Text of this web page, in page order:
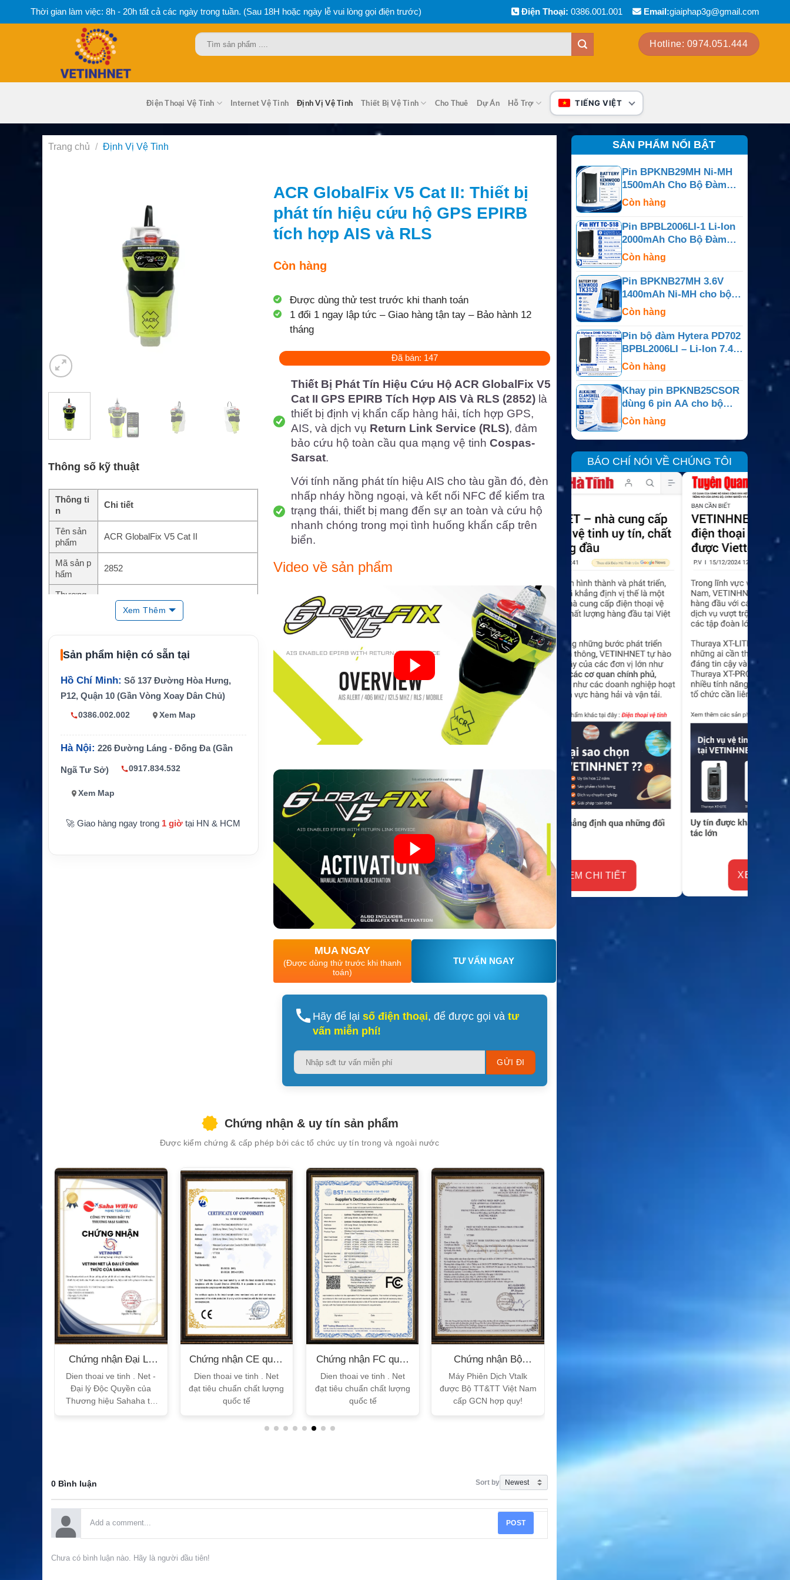
Thời gian làm việc: 8h - 20h tất cả các ngày trong tuần. (Sau 18H hoặc ngày lễ vui lòng gọi điện trước) Điện Thoại: 0386.001.001 Email:giaiphap3g@gmail.com
Tìm
kiếm:
Hotline: 0974.051.444
Điện Thoại Vệ Tinh Internet Vệ Tinh Định Vị Vệ Tinh Thiết Bị Vệ Tinh Cho Thuê Dự Án Hỗ Trợ TIẾNG VIỆT
Trang chủ / Định Vị Vệ Tinh
Thông số kỹ thuật
Thông ti
n
Chi tiết
Tên sản
phẩm
ACR GlobalFix V5 Cat II
Mã sản p
hẩm
2852
Thương
ACR
Công ngh
GNSS với GPS, Galileo, Glonass
ảnh báo
406 MHz và 121.5 MHz
Tính năn
g chính
AIS, RLS, NFC, đèn strobe trắng và hồ
ng ngoại
Thời gian
phát
10 năm
Trọng lư
ợng
810 g
Xem Thêm
Sản phẩm hiện có sẵn tại
Hồ Chí Minh: Số 137 Đường Hòa Hưng,
P12, Quận 10 (Gần Vòng Xoay Dân Chủ)
0386.002.002 Xem Map
Hà Nội: 226 Đường Láng - Đống Đa (Gần
Ngã Tư Sở) 0917.834.532
Xem Map
🚀 Giao hàng ngay trong 1 giờ tại HN & HCM
ACR GlobalFix V5 Cat II: Thiết bị
phát tín hiệu cứu hộ GPS EPIRB
tích hợp AIS và RLS
Còn hàng
Được dùng thử test trước khi thanh toán
1 đổi 1 ngay lập tức – Giao hàng tận tay – Bảo hành 12
tháng
Đã bán: 147
Thiết Bị Phát Tín Hiệu Cứu Hộ ACR GlobalFix V5
Cat II GPS EPIRB Tích Hợp AIS Và RLS (2852)là
thiết bị định vị khẩn cấp hàng hải, tích hợp GPS,
AIS, và dịch vụ Return Link Service (RLS), đảm
bảo cứu hộ toàn cầu qua mạng vệ tinh Cospas-
Sarsat.
Với tính năng phát tín hiệu AIS cho tàu gần đó, đèn
nhấp nháy hồng ngoại, và kết nối NFC để kiểm tra
trạng thái, thiết bị mang đến sự an toàn và cứu hộ
nhanh chóng trong mọi tình huống khẩn cấp trên
biển.
Video về sản phẩm
MUA NGAY
(Được dùng thử trước khi thanh
toán)
TƯ VẤN NGAY
Hãy để lại số điện thoại, để được gọi và tư
vấn miễn phí!
Please
this
Chứng nhận & uy tín sản phẩm
Được kiểm chứng & cấp phép bởi các tổ chức uy tín trong và ngoài nước
Chứng nhận Đại Lý
Sahaha
Dien thoai ve tinh . Net -
Đại lý Độc Quyền của
Thương hiệu Sahaha tại
Chứng nhận CE quốc
tế
Dien thoai ve tinh . Net
đạt tiêu chuẩn chất lượng
quốc tế
Chứng nhận FC quốc
tế
Dien thoai ve tinh . Net
đạt tiêu chuẩn chất lượng
quốc tế
Chứng nhận Bộ
TT&TT
Máy Phiên Dịch Vtalk
được Bộ TT&TT Việt Nam
cấp GCN hợp quy!
0 Bình luận Sort by
POST
Chưa có bình luận nào. Hãy là người đầu tiên!
SẢN PHẨM NỔI BẬT
Pin BPKNB29MH Ni-MH
1500mAh Cho Bộ Đàm
Kenwood TK-2200, NX-
240 Và NX-340
Còn hàng
Pin BPBL2006LI-1 Li-Ion
2000mAh Cho Bộ Đàm
Hytera PD702, PD782
Còn hàng
Pin BPKNB27MH 3.6V
1400mAh Ni-MH cho bộ
đàm Kenwood TK-3130,
Còn hàng
Pin bộ đàm Hytera PD702
BPBL2006LI – Li-Ion 7.4V
2000mAh
Còn hàng
Khay pin BPKNB25CSOR
dùng 6 pin AA cho bộ
đàm Kenwood
Còn hàng
BÁO CHÍ NÓI VỀ CHÚNG TÔI
XEM CHI TIẾT XEM CHI TIẾT